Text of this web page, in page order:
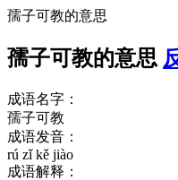
孺子可教的意思
孺子可教的意思
成语名字：
孺子可教
成语发音：
rú zǐ kě jiào
成语解释：